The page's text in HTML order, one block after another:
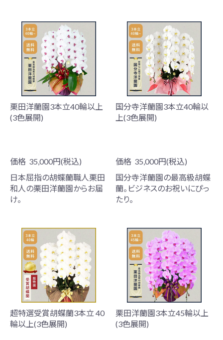
栗田洋蘭園3本立40輪以上
(3色展開)
価格 35,000円(税込)
日本屈指の胡蝶蘭職人栗田
和人の栗田洋蘭園からお届
け。
国分寺洋蘭園3本立40輪以
上(3色展開)
価格 35,000円(税込)
国分寺洋蘭園の最高級胡蝶
蘭。ビジネスのお祝いにぴっ
たり。
超特選受賞胡蝶蘭3本立 40
輪以上(3色展開)
栗田洋蘭園3本立45輪以上
(3色展開)